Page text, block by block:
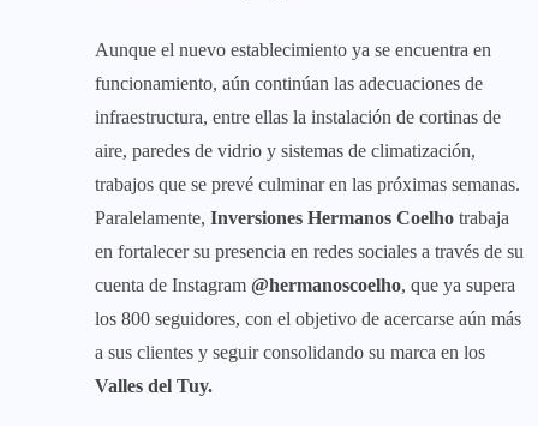
Aunque el nuevo establecimiento ya se encuentra en
funcionamiento, aún continúan las adecuaciones de
infraestructura, entre ellas la instalación de cortinas de
aire, paredes de vidrio y sistemas de climatización,
trabajos que se prevé culminar en las próximas semanas.
Paralelamente, Inversiones Hermanos Coelho trabaja
en fortalecer su presencia en redes sociales a través de su
cuenta de Instagram @hermanoscoelho, que ya supera
los 800 seguidores, con el objetivo de acercarse aún más
a sus clientes y seguir consolidando su marca en los
Valles del Tuy.